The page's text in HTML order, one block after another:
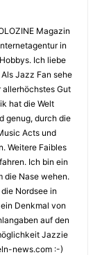
Magazin
in
Ich liebe
Jazz Fan sehe
allerhöchstes Gut
hat die Welt
genug, durch die
Acts und
Weitere Faibles
Ich bin ein
die Nase wehen.
Nordsee in
Denkmal von
auf den
Jazzie
news.com :-)